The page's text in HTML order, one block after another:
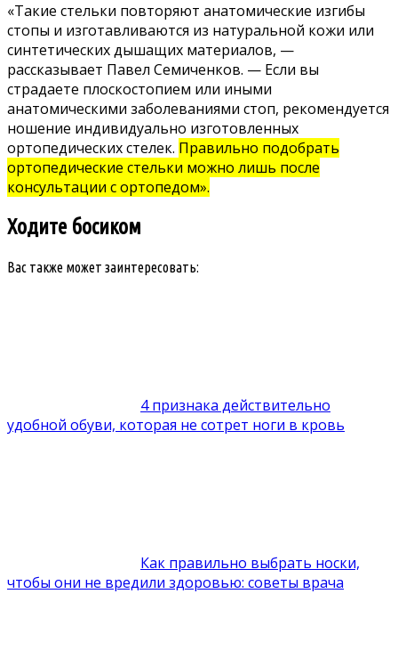
«Такие стельки повторяют анатомические изгибы
стопы и изготавливаются из натуральной кожи или
синтетических дышащих материалов, —
рассказывает Павел Семиченков. — Если вы
страдаете плоскостопием или иными
анатомическими заболеваниями стоп, рекомендуется
ношение индивидуально изготовленных
ортопедических стелек. Правильно подобрать
ортопедические стельки можно лишь после
консультации с ортопедом».
Ходите босиком
Вас также может заинтересовать:
4 признака действительно
удобной обуви, которая не сотрет ноги в кровь
Как правильно выбрать носки,
чтобы они не вредили здоровью: советы врача